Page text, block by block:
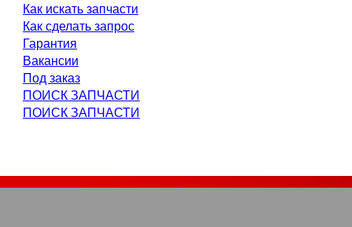
Как искать запчасти
Как сделать запрос
Гарантия
Вакансии
Под заказ
ПОИСК ЗАПЧАСТИ
ПОИСК ЗАПЧАСТИ